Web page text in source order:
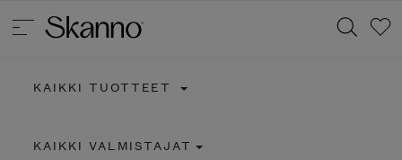
KAIKKI TUOTTEET
KAIKKI VALMISTAJAT